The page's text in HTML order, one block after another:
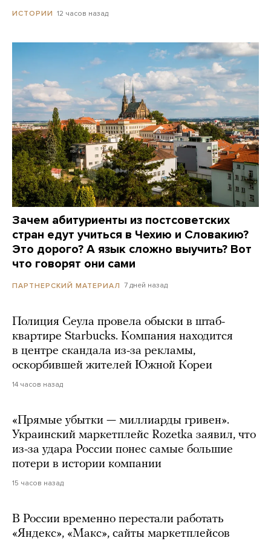
ИСТОРИИ 12 часов назад
Зачем абитуриенты из постсоветских
стран едут учиться в Чехию и Словакию?
Это дорого? А язык сложно выучить? Вот
что говорят они сами
ПАРТНЕРСКИЙ МАТЕРИАЛ 7 дней назад
Полиция Сеула провела обыски в штаб-
квартире Starbucks. Компания находится
в центре скандала из-за рекламы,
оскорбившей жителей Южной Кореи
14 часов назад
«Прямые убытки — миллиарды гривен».
Украинский маркетплейс Rozetka заявил, что
из-за удара России понес самые большие
потери в истории компании
15 часов назад
В России временно перестали работать
«Яндекс», «Макс», сайты маркетплейсов